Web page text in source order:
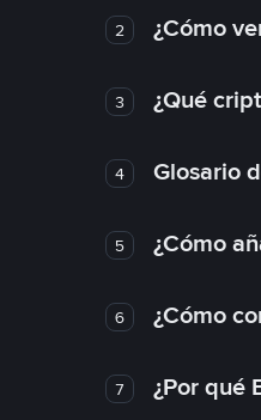
2 ¿Cómo
3 ¿Qué
4 Glosario
5 ¿Cómo
6 ¿Cómo
7 ¿Por qué